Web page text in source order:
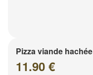
Pizza viande hachée
11.90 €